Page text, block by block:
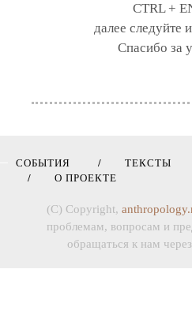
CTRL +
далее следуйте
Спасибо за
СОБЫТИЯ ТЕКСТЫ
О ПРОЕКТЕ
(C) Copyright,
проблемам, вопросам и
обращаться к нам через